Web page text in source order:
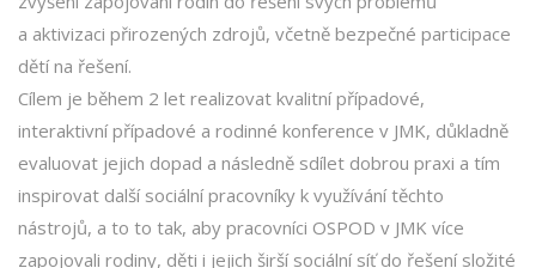
a aktivizaci přirozených zdrojů, včetně bezpečné participace
dětí na řešení.
Cílem je během 2 let realizovat kvalitní případové,
interaktivní případové a rodinné konference v JMK, důkladně
evaluovat jejich dopad a následně sdílet dobrou praxi a tím
inspirovat další sociální pracovníky k využívání těchto
nástrojů, a to to tak, aby pracovníci OSPOD v JMK více
zapojovali rodiny, děti i jejich širší sociální síť do řešení složité